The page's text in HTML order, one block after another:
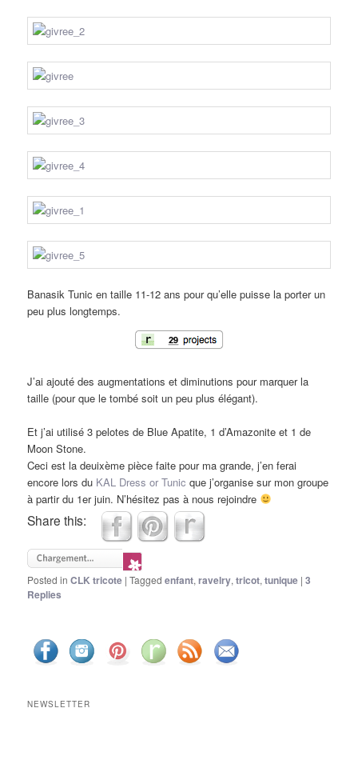
Banasik Tunic en taille 11-12 ans pour qu’elle puisse la porter un
peu plus longtemps.
J’ai ajouté des augmentations et diminutions pour marquer la
taille (pour que le tombé soit un peu plus élégant).
Et j’ai utilisé 3 pelotes de Blue Apatite, 1 d’Amazonite et 1 de
Moon Stone.
Ceci est la deuixème pièce faite pour ma grande, j’en ferai
encore lors du KAL Dress or Tunic que j’organise sur mon groupe
à partir du 1er juin. N’hésitez pas à nous rejoindre
Share this:
Posted in CLK tricote |Tagged enfant,ravelry,tricot,tunique |3
Replies
NEWSLETTER